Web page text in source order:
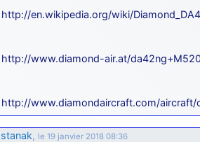
http://en.wikipedia.org/wiki/
http://www.diamond-air.at/
http://www.diamondaircraft.com/aircraft/
stanak, le 19 janvier 2018 08:36